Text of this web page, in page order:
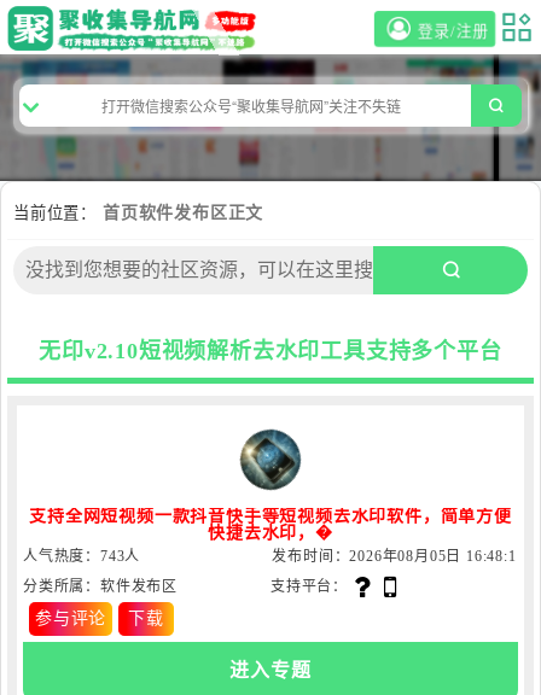
登录/注册
当前位置： 首页软件发布区正文
无印v2.10短视频解析去水印工具支持多个平台
支持全网短视频一款抖音快手等短视频去水印软件，简单方便
快捷去水印，�
人气热度：743人
发布时间：2026年08月05日 16:48:1
8
支持平台：
分类所属：软件发布区
下载
参与评论
进入专题